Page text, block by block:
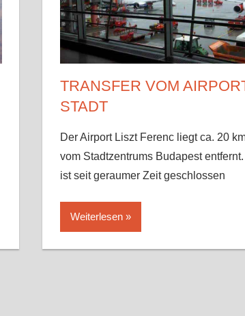
TRANSFER VOM
STADT
Der Airport Liszt Ferenc liegt ca. 20
vom Stadtzentrums Budapest
ist seit geraumer Zeit geschlossen
Weiterlesen